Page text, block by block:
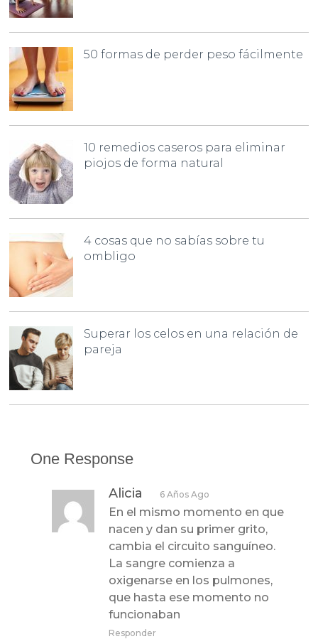
50 formas de perder peso fácilmente
10 remedios caseros para eliminar
piojos de forma natural
4 cosas que no sabías sobre tu
ombligo
Superar los celos en una relación de
pareja
One Response
Alicia 6 Años Ago
En el mismo momento en que
nacen y dan su primer grito,
cambia el circuito sanguíneo.
La sangre comienza a
oxigenarse en los pulmones,
que hasta ese momento no
funcionaban
Responder